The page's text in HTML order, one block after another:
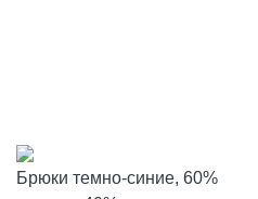
Брюки темно-синие, 60%